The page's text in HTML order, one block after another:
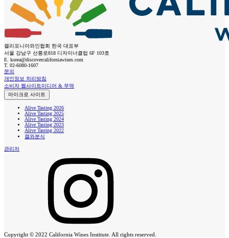
캘리포니아와인협회 한국 대표부
서울 강남구 선릉로818 디자이너클럽 6F 103호
E. korea@discovercaliforniawines.com
T. 02-6080-1607
문의
개인정보 처리방침
소비자 웹사이트미디어 & 무역
마이크로 사이트
Alive Tasting 2026
Alive Tasting 2025
Alive Tasting 2024
Alive Tasting 2023
Alive Tasting 2022
캘와분식
관리자
Copyright © 2022 California Wines Institute. All rights reserved.